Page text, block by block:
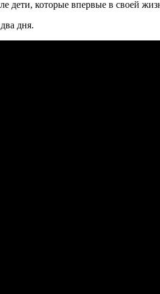
дети, которые впервые в своей
дня.